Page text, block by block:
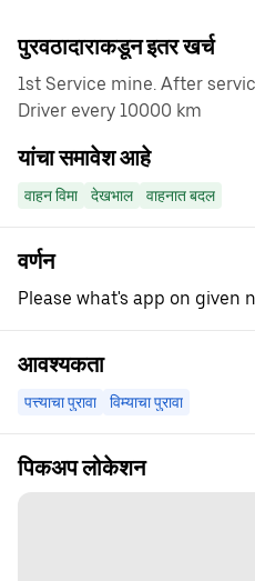
पुरवठादाराकडून इतर खर्च
1st Service mine. After
Driver every 10000 km
यांचा समावेश आहे
वाहन विमा देखभाल वाहनात बदल
वर्णन
Please what's app on given
आवश्यकता
पत्त्याचा पुरावा विम्याचा पुरावा
पिकअप लोकेशन